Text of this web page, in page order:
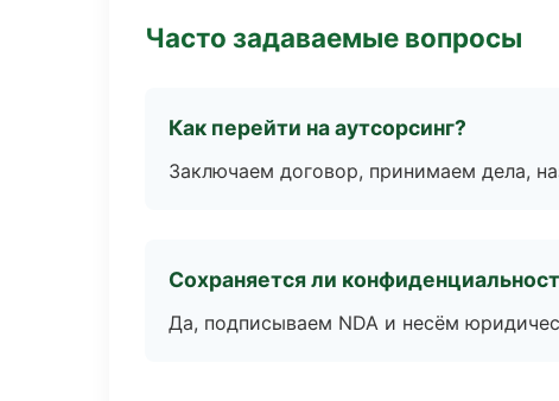
Часто задаваемые вопросы
Как перейти на аутсорсинг?
Заключаем договор, принимаем дела,
Сохраняется ли
Да, подписываем NDA и несём